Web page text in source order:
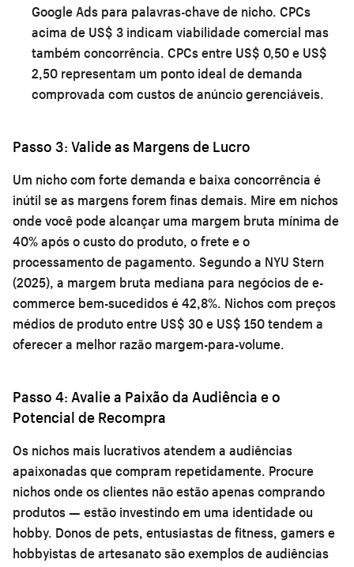
Google Ads para palavras-chave de nicho. CPCs
acima de US$ 3 indicam viabilidade comercial mas
também concorrência. CPCs entre US$ 0,50 e US$
2,50 representam um ponto ideal de demanda
comprovada com custos de anúncio gerenciáveis.
Passo 3: Valide as Margens de Lucro
Um nicho com forte demanda e baixa concorrência é
inútil se as margens forem finas demais. Mire em nichos
onde você pode alcançar uma margem bruta mínima de
40% após o custo do produto, o frete e o
processamento de pagamento. Segundo a NYU Stern
(2025), a margem bruta mediana para negócios de e-
commerce bem-sucedidos é 42,8%. Nichos com preços
médios de produto entre US$ 30 e US$ 150 tendem a
oferecer a melhor razão margem-para-volume.
Passo 4: Avalie a Paixão da Audiência e o
Potencial de Recompra
Os nichos mais lucrativos atendem a audiências
apaixonadas que compram repetidamente. Procure
nichos onde os clientes não estão apenas comprando
produtos — estão investindo em uma identidade ou
hobby. Donos de pets, entusiastas de fitness, gamers e
hobbyistas de artesanato são exemplos de audiências